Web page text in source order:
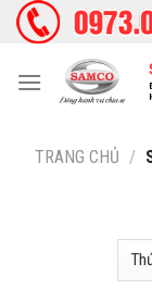
Skip
TRANG CHỦ /